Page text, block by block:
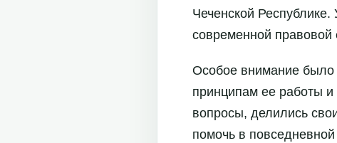
Чеченской
современной правовой
Особое внимание было
принципам ее работы и
вопросы, делились
помочь в